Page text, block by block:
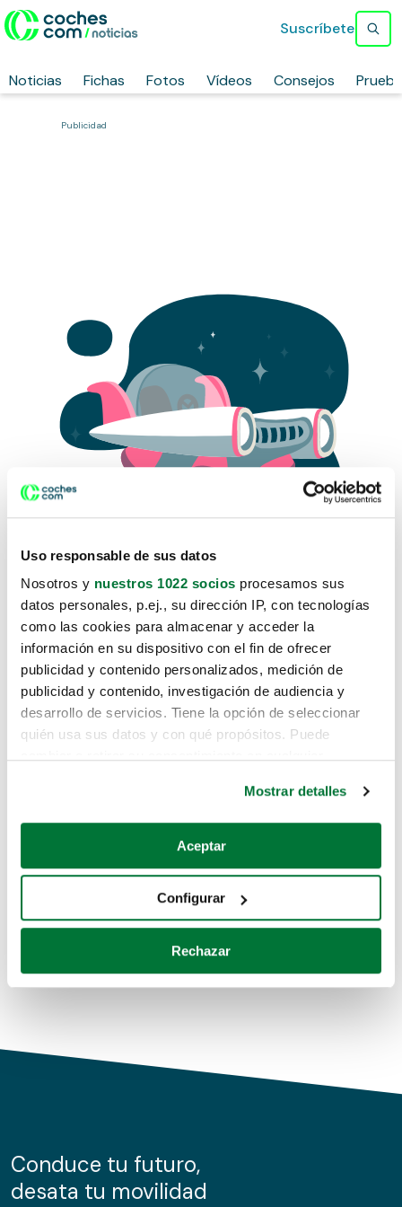
Uso responsable de sus datos
Nosotros y nuestros 1022 socios procesamos sus
datos personales, p.ej., su dirección IP, con tecnologías
como las cookies para almacenar y acceder la
información en su dispositivo con el fin de ofrecer
publicidad y contenido personalizados, medición de
publicidad y contenido, investigación de audiencia y
desarrollo de servicios. Tiene la opción de seleccionar
quién usa sus datos y con qué propósitos. Puede
Si lo permite, también quisiéramos:
Recopilar información sobre su ubicación geográfica
Identificar su dispositivo analizándolo activamente
para buscar características específicas (huellas
Obtenga más información sobre cómo se procesan sus
de cookies.
información sobre el uso que haga del sitio web con
nuestros partners de redes sociales, publicidad y análisis
Mostrar detalles
Aceptar
Configurar
Rechazar
Noticias Fichas Fotos Vídeos Consejos
Suscríbete
Publicidad
Lo sentimos, no sabemos como
te hemos traido hasta aquí.
Pero puedes encontrar el coche que estás
buscando en alguno de estos enlaces:
Coches de segunda mano
Coches de km0
Conduce tu futuro,
desata tu movilidad